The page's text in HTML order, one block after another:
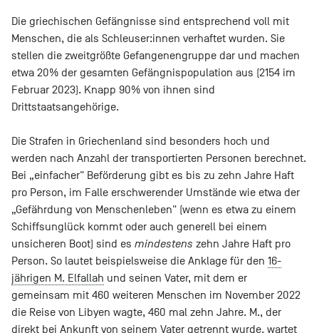
Die griechischen Gefängnisse sind entsprechend voll mit
Menschen, die als Schleuser:innen verhaftet wurden. Sie
stellen die zweitgrößte Gefangenengruppe dar und machen
etwa 20% der gesamten Gefängnispopulation aus (2154 im
Februar 2023). Knapp 90% von ihnen sind
Drittstaatsangehörige.
Die Strafen in Griechenland sind besonders hoch und
werden nach Anzahl der transportierten Personen berechnet.
Bei „einfacher" Beförderung gibt es bis zu zehn Jahre Haft
pro Person, im Falle erschwerender Umstände wie etwa der
„Gefährdung von Menschenleben" (wenn es etwa zu einem
Schiffsunglück kommt oder auch generell bei einem
unsicheren Boot) sind es mindestens zehn Jahre Haft pro
Person. So lautet beispielsweise die Anklage für den 16-
jährigen M. Elfallah und seinen Vater, mit dem er
gemeinsam mit 460 weiteren Menschen im November 2022
die Reise von Libyen wagte, 460 mal zehn Jahre. M., der
direkt bei Ankunft von seinem Vater getrennt wurde, wartet